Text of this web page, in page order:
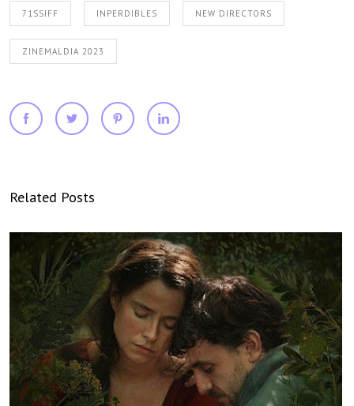
71SSIFF INPERDIBLES NEW DIRECTORS
ZINEMALDIA 2023
Related Posts